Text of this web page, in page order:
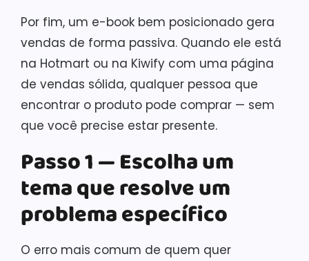
Por fim, um e-book bem posicionado gera
vendas de forma passiva. Quando ele está
na Hotmart ou na Kiwify com uma página
de vendas sólida, qualquer pessoa que
encontrar o produto pode comprar — sem
que você precise estar presente.
Passo 1 — Escolha um
tema que resolve um
problema específico
O erro mais comum de quem quer